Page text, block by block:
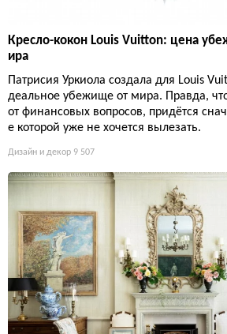
Кресло-кокон Louis Vuitton: цена
ира
Патрисия Уркиола создала для Louis
деальное убежище от мира. Правда,
от финансовых вопросов, придётся
е которой уже не хочется вылезать.
Дизайн и декор 9 507